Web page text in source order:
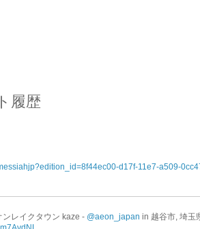
履歴
d17f-11e7-a509-
レイクタウン kaze - @aeon_japan in 越谷市, 埼玉